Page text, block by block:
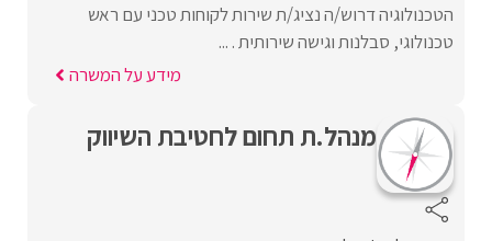
הטכנולוגיה דרוש/ה נציג/ת שירות לקוחות טכני עם ראש
טכנולוגי, סבלנות וגישה שירותית . ...
מידע על המשרה
מנהל.ת תחום לחטיבת השיווק